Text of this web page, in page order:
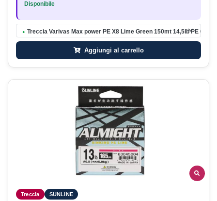
Disponibile
● Treccia Varivas Max power PE X8 Lime Green 150mt 14,5lb PE 0,6
Aggiungi al carrello
Treccia SUNLINE